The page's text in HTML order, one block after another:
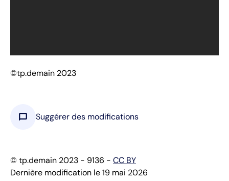
©tp.demain 2023
chat_bubble Suggérer des modifications
© tp.demain 2023 - 9136 - CC BY
Dernière modification le 19 mai 2026